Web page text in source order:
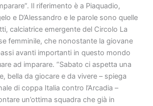
Il riferimento è a Piaquadio,
e D’Alessandro e le parole sono quelle
calciatrice emergente del Circolo La
femminile, che nonostante la giovane
avanti importanti in questo mondo
ad imparare. “Sabato ci aspetta una
bella da giocare e da vivere – spiega
di coppa Italia contro l’Arcadia –
un’ottima squadra che già in